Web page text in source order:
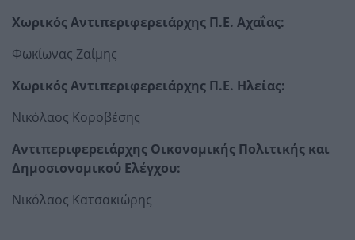
Χωρικός Αντιπεριφερειάρχης Π.Ε. Αχαΐας:
Φωκίωνας Ζαίμης
Χωρικός Αντιπεριφερειάρχης Π.Ε. Ηλείας:
Νικόλαος Κοροβέσης
Αντιπεριφερειάρχης Οικονομικής Πολιτικής και
Δημοσιονομικού Ελέγχου:
Νικόλαος Κατσακιώρης